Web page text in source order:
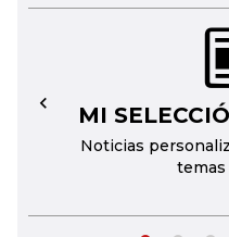
MI
Noticias
←